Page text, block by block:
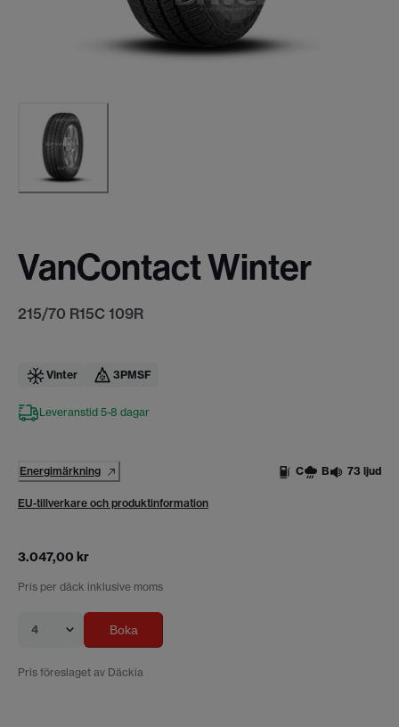
VanContact Winter
215/70 R15C 109R
Vinter 3PMSF
Leveranstid 5-8 dagar
Energimärkning C B 73 ljud
EU-tillverkare och produktinformation
3.047,00 kr
Pris per däck inklusive moms
4 Boka
Pris föreslaget av Däckia